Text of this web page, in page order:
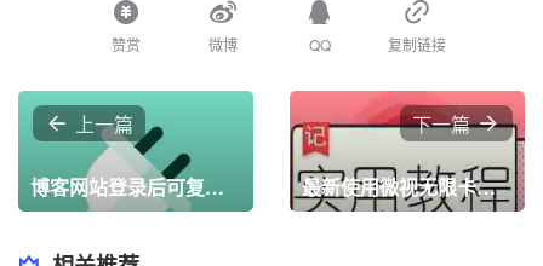
赞赏 微博 QQ 复制链接
上一篇
博客网站登录后可复制，未登录弹窗提示Emlog插件
下一篇
最新使用微视无限卡腾讯会员bug